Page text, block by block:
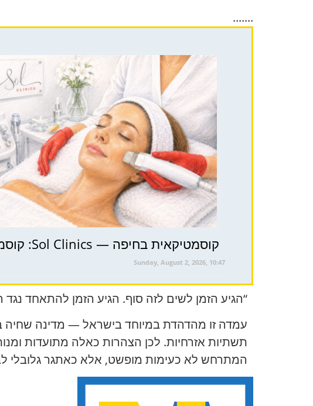
.......
קוסמטיקאית בחיפה — Sol Clinics: קוסמטיקה מכשירית, RF-ליפטינג, IPL, מזותרפיה, אקנה, פיגמנטציה, צלוליט
Sunday, August 2, 2026, 10:47
“הגיע הזמן לשים לזה סוף. הגיע הזמן להתאחד
עמדה זו מהדהדת במיוחד בישראל — מדינה
תשתיות אזרחיות. לכן הצהרות כאלה מתועדות
המתרחש לא כעימות מופשט, אלא כאתגר גלובלי